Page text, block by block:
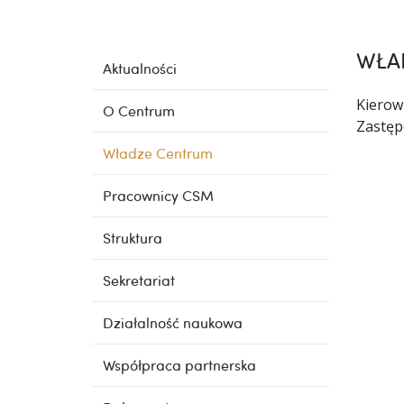
Aktualności
O Centrum
Władze Centrum
Pracownicy CSM
Struktura
Sekretariat
Działalność naukowa
Współpraca partnerska